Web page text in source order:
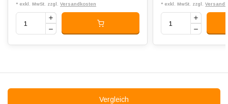
* exkl. MwSt. zzgl. Versandkosten * exkl. MwSt. zzgl.
Vergleich